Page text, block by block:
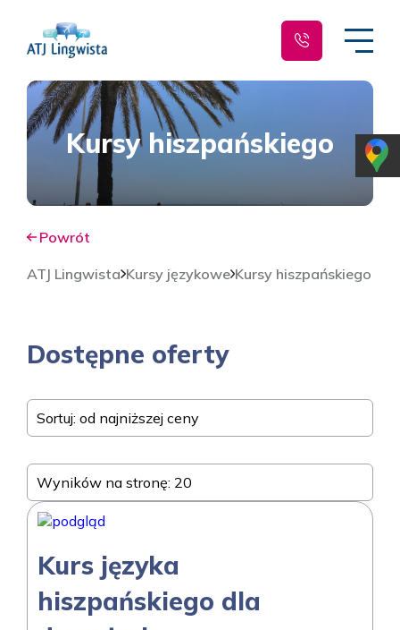
Kursy hiszpańskiego
Powrót
ATJ Lingwista Kursy językowe Kursy hiszpańskiego
Dostępne oferty
Sortuj: od najniższej ceny
Wyników na stronę: 20
Kurs języka
hiszpańskiego dla